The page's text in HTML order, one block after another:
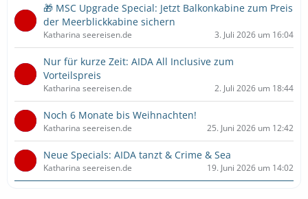
🎁 MSC Upgrade Special: Jetzt Balkonkabine zum Preis
der Meerblickkabine sichern
Katharina seereisen.de 3. Juli 2026 um 16:04
Nur für kurze Zeit: AIDA All Inclusive zum
Vorteilspreis
Katharina seereisen.de 2. Juli 2026 um 18:44
Noch 6 Monate bis Weihnachten!
Katharina seereisen.de 25. Juni 2026 um 12:42
Neue Specials: AIDA tanzt & Crime & Sea
Katharina seereisen.de 19. Juni 2026 um 14:02